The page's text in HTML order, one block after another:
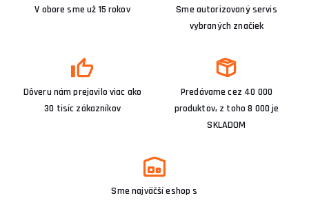
V obore sme už 15 rokov
Sme autorizovaný servis
vybraných značiek
Dôveru nám prejavilo viac ako
30 tisíc zákazníkov
Predávame cez 40 000
produktov, z toho 8 000 je
SKLADOM
Sme najväčší eshop s